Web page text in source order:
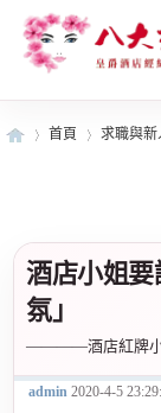
首頁 求職與新
酒店小姐
氛」
————酒店紅牌小
admin 2020-4-5